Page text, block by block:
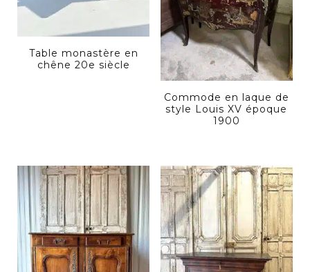
Table monastère en
chêne 20e siècle
Commode en laque de
style Louis XV époque
1900